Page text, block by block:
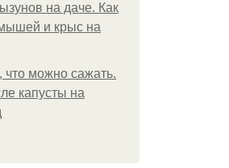
на даче. Как
и крыс на
что можно сажать.
капусты на